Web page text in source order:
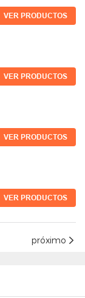
VER PRODUCTOS
VER PRODUCTOS
VER PRODUCTOS
VER PRODUCTOS
próximo